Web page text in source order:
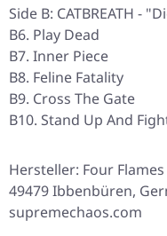
Side B: CATBREATH -
B6. Play Dead
B7. Inner Piece
B8. Feline Fatality
B9. Cross The Gate
B10. Stand Up And
Hersteller: Four
49479 Ibbenbüren,
supremechaos.com